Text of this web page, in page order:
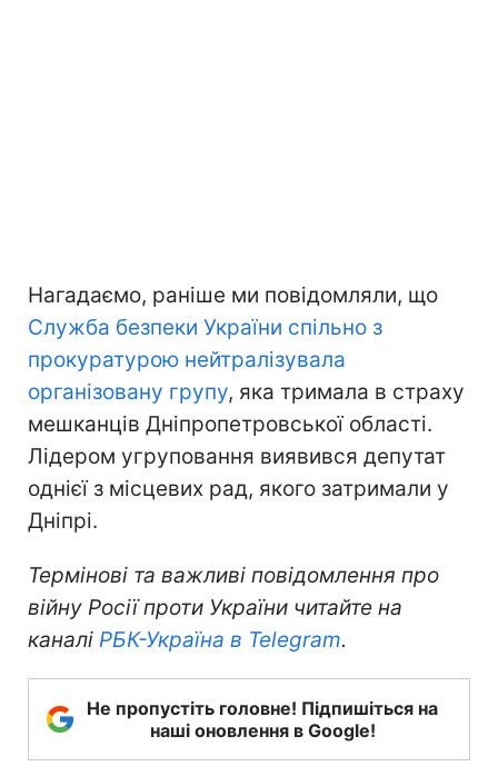
Нагадаємо, раніше ми повідомляли, що
Служба безпеки України спільно з
прокуратурою нейтралізувала
організовану групу, яка тримала в страху
мешканців Дніпропетровської області.
Лідером угруповання виявився депутат
однієї з місцевих рад, якого затримали у
Дніпрі.
Термінові та важливі повідомлення про
війну Росії проти України читайте на
каналі РБК-Україна в Telegram.
Не пропустіть головне! Підпишіться на
наші оновлення в Google!